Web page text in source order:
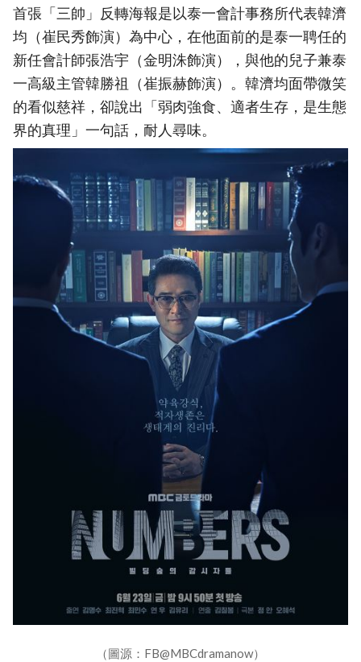
首張「三帥」反轉海報是以泰一會計事務所代表韓濟
均（崔民秀飾演）為中心，在他面前的是泰一聘任的
新任會計師張浩宇（金明洙飾演），與他的兒子兼泰
一高級主管韓勝祖（崔振赫飾演）。韓濟均面帶微笑
的看似慈祥，卻說出「弱肉強食、適者生存，是生態
界的真理」一句話，耐人尋味。
（圖源：FB@MBCdramanow）